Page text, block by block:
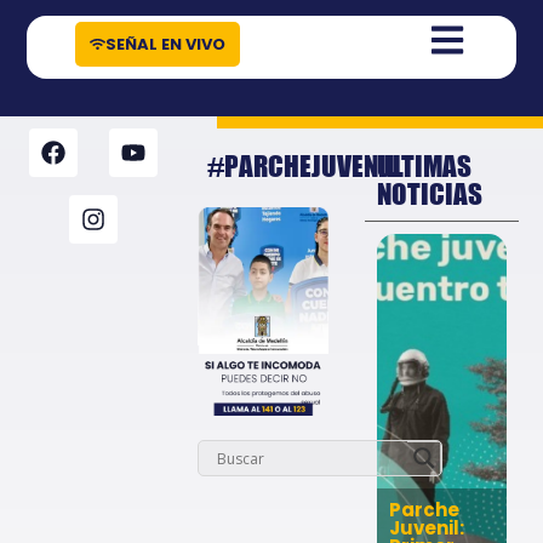
contenido
SEÑAL EN VIVO
#PARCHEJUVENILULTIMAS
NOTICIAS
Parche
Juvenil: